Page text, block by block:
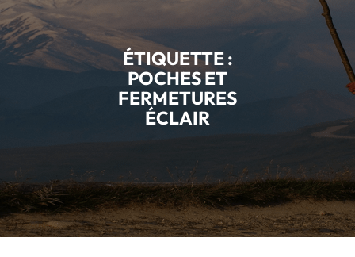
ÉTIQUETTE :
POCHES ET
FERMETURES
ÉCLAIR